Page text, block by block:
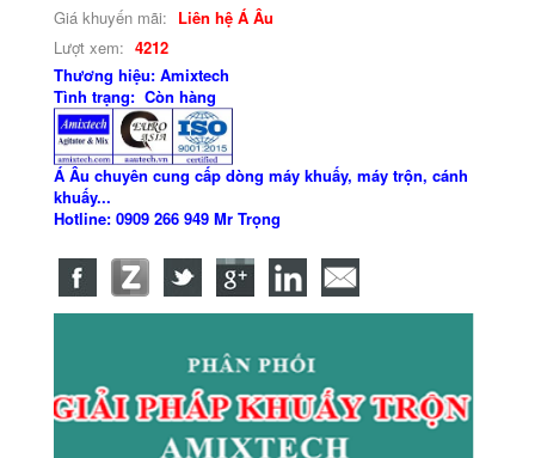
Giá khuyến mãi: Liên hệ Á Âu
Lượt xem: 4212
Thương hiệu: Amixtech
Tình trạng: Còn hàng
Á Âu chuyên cung cấp dòng máy khuấy, máy trộn, cánh
khuấy...
Hotline: 0909 266 949 Mr Trọng